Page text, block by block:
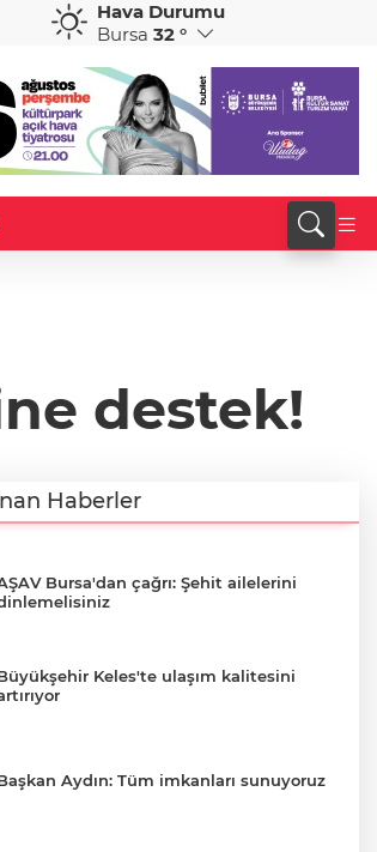
%0,21
CHF
58,8394
Hava Durumu
Bursa 32 °
destek!
Haberler
Bursa'dan çağrı: Şehit ailelerini
Keles'te ulaşım kalitesini
Aydın: Tüm imkanları sunuyoruz